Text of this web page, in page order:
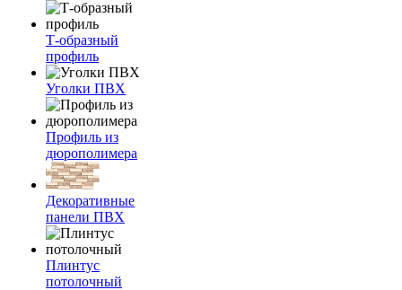
Т-образный
профиль
Уголки ПВХ
Профиль из
дюрополимера
Декоративные
панели ПВХ
Плинтус
потолочный